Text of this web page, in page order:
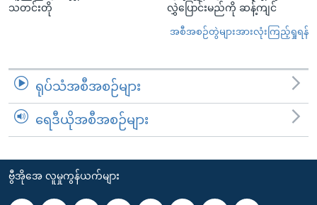
သတင်းတို
လွှဲပြောင်းမည်ကို ဆန့်ကျင်
အစီအစဉ်တွဲများအားလုံးကြည့်ရှုရန်
ရုပ်သံအစီအစဉ်များ
ရေဒီယိုအစီအစဉ်များ
ဗွီအိုအေ လူမှုကွန်ယက်များ